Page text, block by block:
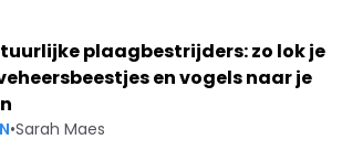
plaagbestrijders: zo lok je
en vogels naar je
•Sarah Maes